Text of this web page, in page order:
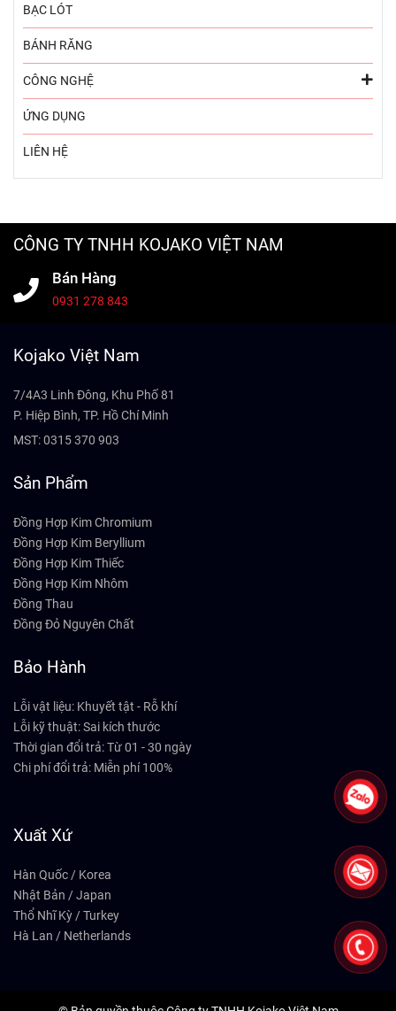
BẠC LÓT
BÁNH RĂNG
CÔNG NGHỆ
ỨNG DỤNG
LIÊN HỆ
CÔNG TY TNHH KOJAKO VIỆT NAM
Bán Hàng
0931 278 843
Kojako Việt Nam
7/4A3 Linh Đông, Khu Phố 81
P. Hiệp Bình, TP. Hồ Chí Minh
MST: 0315 370 903
Sản Phẩm
Đồng Hợp Kim Chromium
Đồng Hợp Kim Beryllium
Đồng Hợp Kim Thiếc
Đồng Hợp Kim Nhôm
Đồng Thau
Đồng Đỏ Nguyên Chất
Bảo Hành
Lỗi vật liệu: Khuyết tật - Rỗ khí
Lỗi kỹ thuật: Sai kích thước
Thời gian đổi trả: Từ 01 - 30 ngày
Chi phí đổi trả: Miễn phí 100%
Xuất Xứ
Hàn Quốc / Korea
Nhật Bản / Japan
Thổ Nhĩ Kỳ / Turkey
Hà Lan / Netherlands